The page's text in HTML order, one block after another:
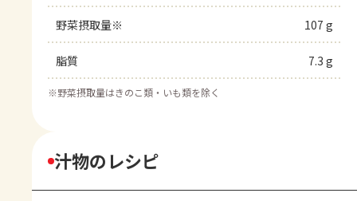
野菜摂取量※ 107 g
脂質 7.3 g
※野菜摂取量はきのこ類・いも類を除く
汁物のレシピ